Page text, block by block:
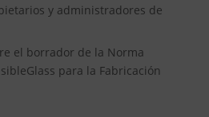
y administradores de
el borrador de la Norma
para la Fabricación